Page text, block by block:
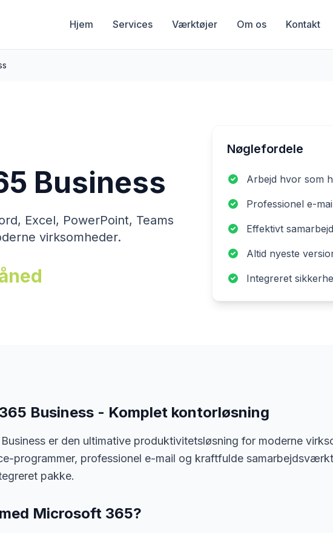
Hjem Services Værktøjer Om os Kontakt
Business
Excel, PowerPoint, Teams
virksomheder.
Nøglefordele
Arbejd hvor som
Professionel e-
Effektivt
Altid nyeste
Integreret
Business - Komplet kontorløsning
er den ultimative produktivitetsløsning for moderne
programmer, professionel e-mail og kraftfulde
pakke.
Microsoft 365?